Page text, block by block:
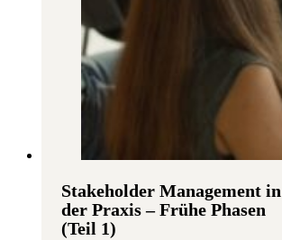
Stakeholder Management in
der Praxis – Frühe Phasen
(Teil 1)